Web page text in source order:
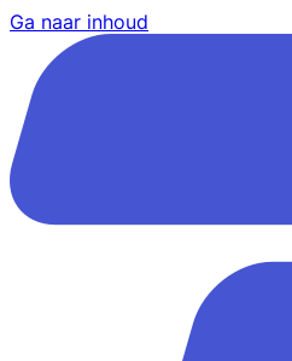
Ga naar inhoud